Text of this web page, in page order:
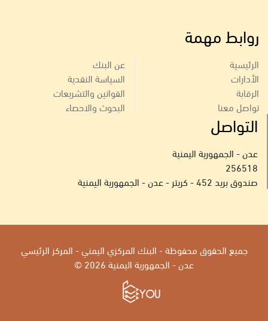
روابط مهمة
الرئيسية
الأدارات
الرقابة
تواصل معنا
عن البنك
السياسة النقدية
القوانين والتشريعات
البحوث والاحصاء
التواصل
عدن - الجمهورية اليمنية
256518
صندوق بريد 452 - كريتر - عدن - الجمهورية اليمنية
جميع الحقوق محفوظة - البنك المركزي اليمني - المركز الرئيسي
عدن - الجمهورية اليمنية 2026 ©